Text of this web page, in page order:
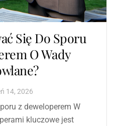
Się Do Sporu
O Wady
14, 2026
z deweloperem W
kluczowe jest